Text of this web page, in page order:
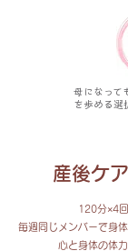
母になって
を歩める選
産後ケ
120分×4
毎週同じメンバーで身
心と身体の体